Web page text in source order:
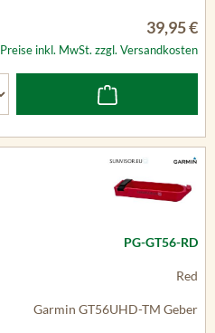
39,95 €
Preise inkl. MwSt. zzgl. Versandkosten
PG-GT56-RD
Red
Garmin GT56UHD-TM Geber